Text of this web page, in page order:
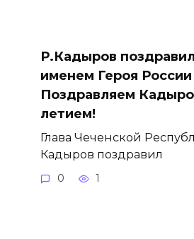
Р.Кадыров
именем Героя
Поздравляем
летием!
Глава Чеченской
Кадыров поздравил
0 1